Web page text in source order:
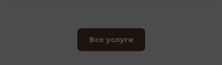
Все услуги